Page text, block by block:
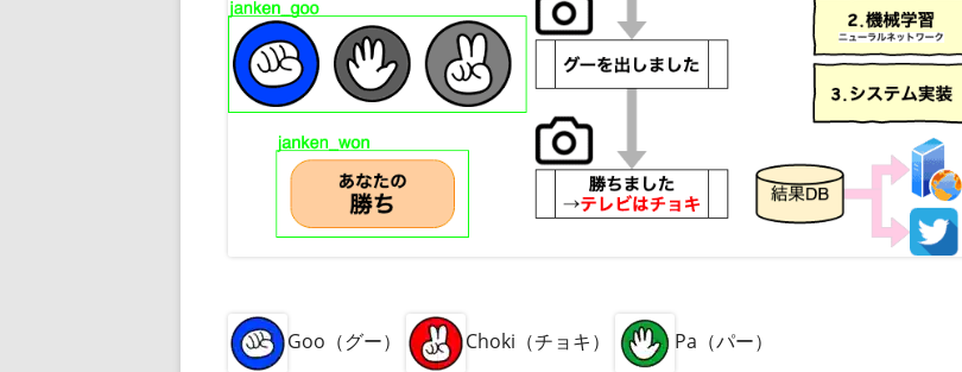
Goo（グー） Choki（チョキ） Pa（パー）